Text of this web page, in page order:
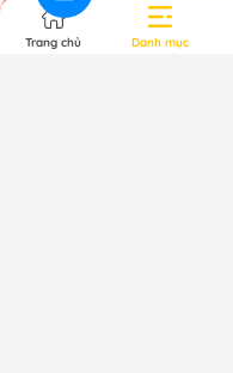
Trang chủ Danh mục